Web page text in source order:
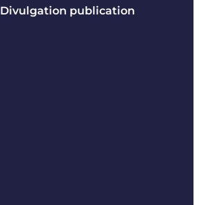
Divulgation publication